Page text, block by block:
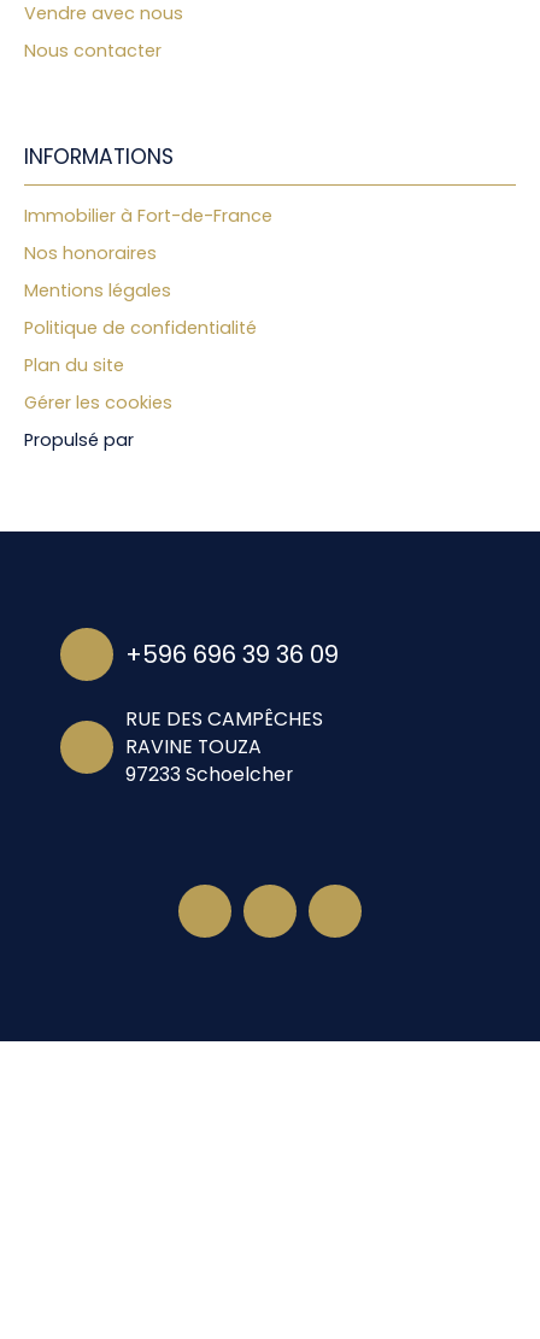
Vendre avec nous
Nous contacter
INFORMATIONS
Immobilier à Fort-de-France
Nos honoraires
Mentions légales
Politique de confidentialité
Plan du site
Gérer les cookies
Propulsé par
+596 696 39 36 09
RUE DES CAMPÊCHES
RAVINE TOUZA
97233 Schoelcher